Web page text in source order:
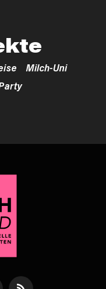
Milch-Uni